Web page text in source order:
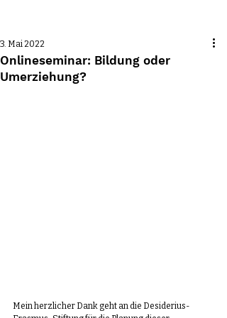
Onlineseminar: Bildung oder
Umerziehung?
3. Mai 2022
Mein herzlicher Dank geht an die Desiderius-